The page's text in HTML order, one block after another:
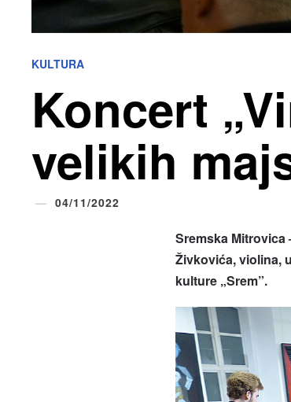
KULTURA
Koncert
velikih
04/11/2022
Sremska Mitrovica
Živkovića, violina,
kulture „Srem”.